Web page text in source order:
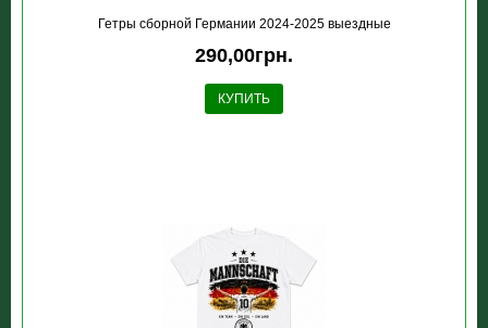
Гетры сборной Германии 2024-2025 выездные
290,00грн.
КУПИТЬ